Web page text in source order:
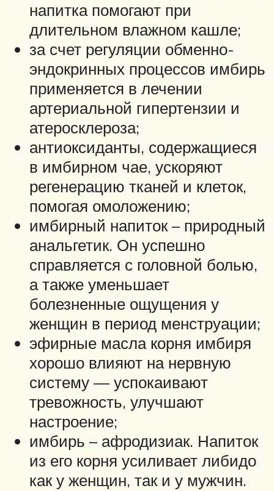
напитка помогают при
длительном влажном кашле;
за счет регуляции обменно-
эндокринных процессов имбирь
применяется в лечении
артериальной гипертензии и
атеросклероза;
антиоксиданты, содержащиеся
в имбирном чае, ускоряют
регенерацию тканей и клеток,
помогая омоложению;
имбирный напиток – природный
анальгетик. Он успешно
справляется с головной болью,
а также уменьшает
болезненные ощущения у
женщин в период менструации;
эфирные масла корня имбиря
хорошо влияют на нервную
систему — успокаивают
тревожность, улучшают
настроение;
имбирь – афродизиак. Напиток
из его корня усиливает либидо
как у женщин, так и у мужчин.